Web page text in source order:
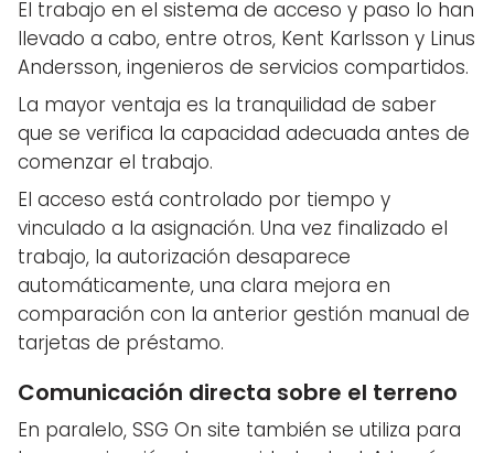
El trabajo en el sistema de acceso y paso lo han
llevado a cabo, entre otros, Kent Karlsson y Linus
Andersson, ingenieros de servicios compartidos.
La mayor ventaja es la tranquilidad de saber
que se verifica la capacidad adecuada antes de
comenzar el trabajo.
El acceso está controlado por tiempo y
vinculado a la asignación. Una vez finalizado el
trabajo, la autorización desaparece
automáticamente, una clara mejora en
comparación con la anterior gestión manual de
tarjetas de préstamo.
Comunicación directa sobre el terreno
En paralelo, SSG On site también se utiliza para